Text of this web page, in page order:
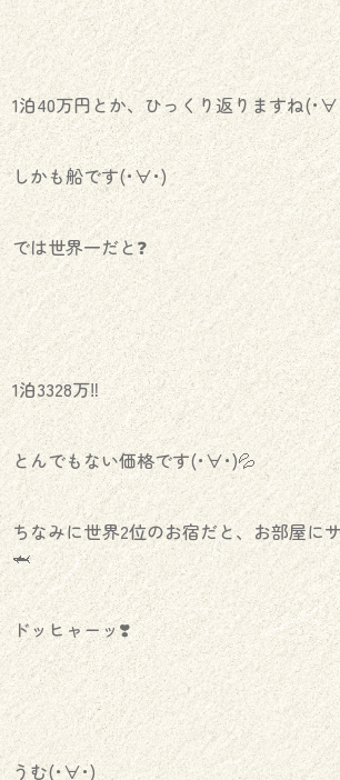
1泊40万円とか、ひっくり返りますね(･
しかも船です(･∀･)
では世界一だと❓
1泊3328万‼️
とんでもない価格です(･∀･)💦
ちなみに世界2位のお宿だと、お部屋に
🦈
ドッヒャーッ❣️
うむ(･∀･)